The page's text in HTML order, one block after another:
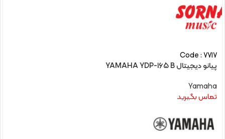
Code : 7717
پیانو دیجیتال YAMAHA YDP-165 B
Yamaha
تماس بگیرید